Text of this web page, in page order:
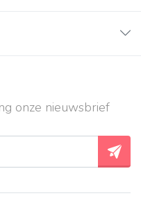
onze nieuwsbrief